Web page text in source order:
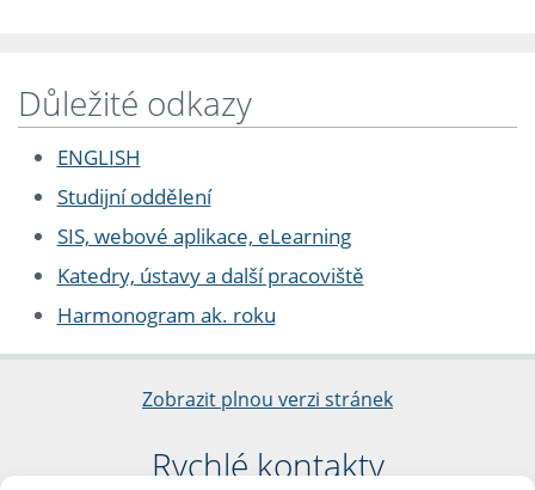
Důležité odkazy
ENGLISH
Studijní oddělení
SIS, webové aplikace, eLearning
Katedry, ústavy a další pracoviště
Harmonogram ak. roku
Zobrazit plnou verzi stránek
Rychlé kontakty